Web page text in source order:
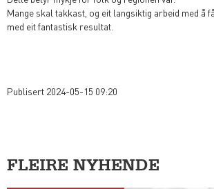
Mange skal takkast, og eit langsiktig arbeid med å
med eit fantastisk resultat.
Publisert 2024-05-15 09:20
FLEIRE NYHENDE